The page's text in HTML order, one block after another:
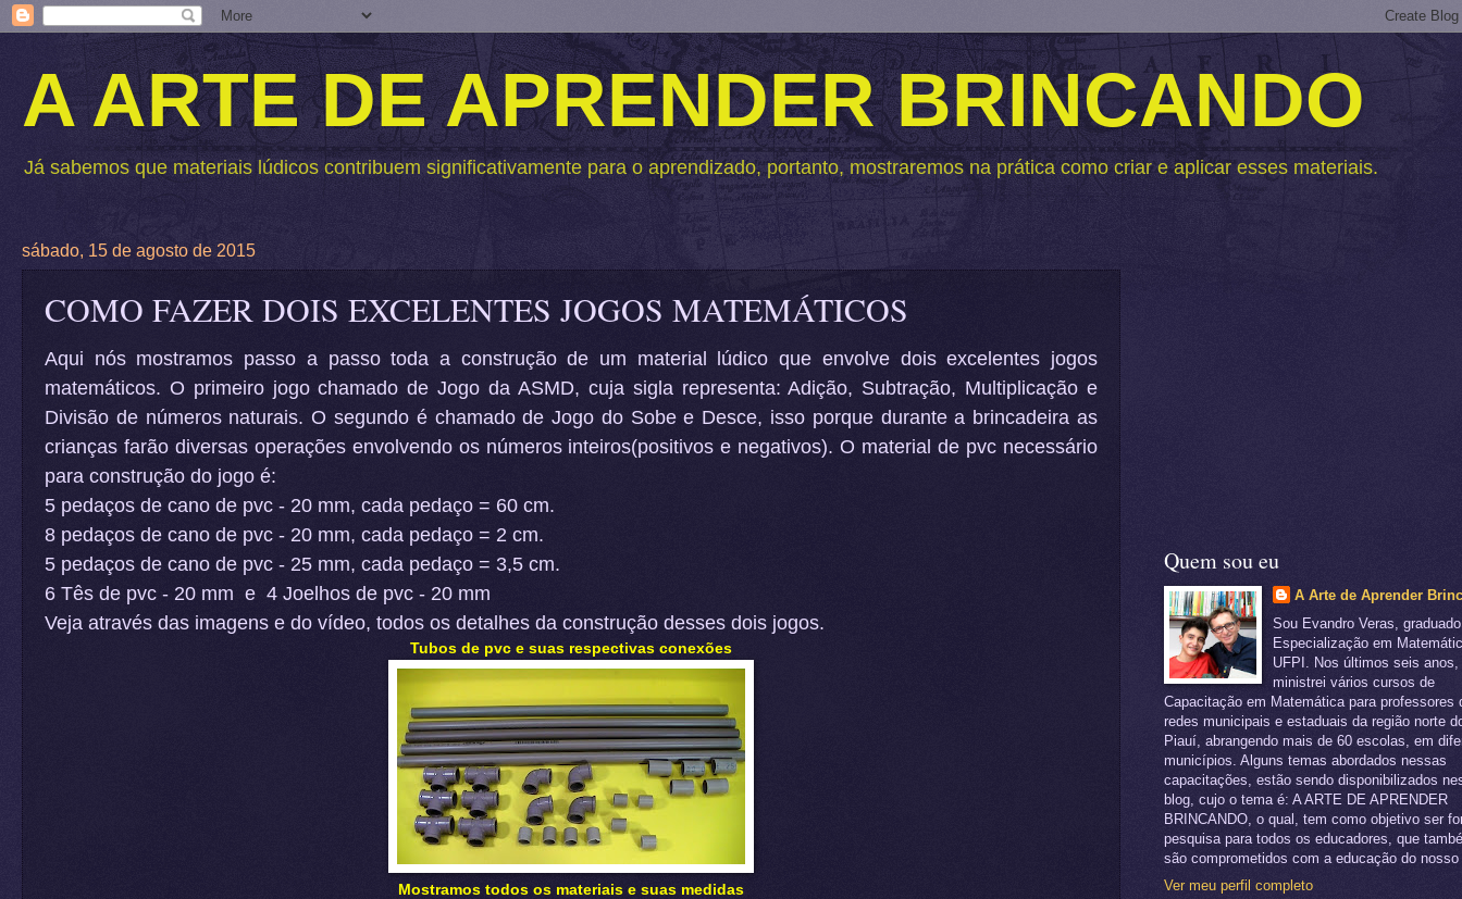
A ARTE DE APRENDER BRINCANDO
Já sabemos que materiais lúdicos contribuem significativamente para o aprendizado, portanto, mostraremos na prática como criar e aplicar esses materiais.
sábado, 15 de agosto de 2015
COMO FAZER DOIS EXCELENTES JOGOS MATEMÁTICOS
Aqui nós mostramos passo a passo toda a construção de um material lúdico que envolve dois excelentes jogos
matemáticos. O primeiro jogo chamado de Jogo da ASMD, cuja sigla representa: Adição, Subtração, Multiplicação e
Divisão de números naturais. O segundo é chamado de Jogo do Sobe e Desce, isso porque durante a brincadeira as
crianças farão diversas operações envolvendo os números inteiros(positivos e negativos). O material de pvc necessário
para construção do jogo é:
5 pedaços de cano de pvc - 20 mm, cada pedaço = 60 cm.
8 pedaços de cano de pvc - 20 mm, cada pedaço = 2 cm.
5 pedaços de cano de pvc - 25 mm, cada pedaço = 3,5 cm.
6 Tês de pvc - 20 mm e 4 Joelhos de pvc - 20 mm
Veja através das imagens e do vídeo, todos os detalhes da construção desses dois jogos.
Tubos de pvc e suas respectivas conexões
Mostramos todos os materiais e suas medidas
Quem sou eu
A Arte de Aprender
Sou Evandro Veras,
Especialização em
UFPI. Nos últimos seis anos,
ministrei vários cursos de
Capacitação em Matemática para professores
redes municipais e estaduais da região norte
Piauí, abrangendo mais de 60 escolas, em
municípios. Alguns temas abordados nessas
capacitações, estão sendo disponibilizados
blog, cujo o tema é: A ARTE DE APRENDER
BRINCANDO, o qual, tem como objetivo ser
pesquisa para todos os educadores, que
são comprometidos com a educação do
Ver meu perfil completo